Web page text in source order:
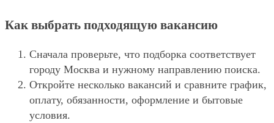
Как выбрать подходящую вакансию
Сначала проверьте, что подборка соответствует
городу Москва и нужному направлению поиска.
Откройте несколько вакансий и сравните график,
оплату, обязанности, оформление и бытовые
условия.